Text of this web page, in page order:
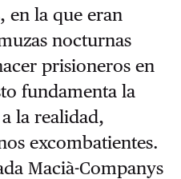
en la que eran
nocturnas
prisioneros en
fundamenta la
la realidad,
excombatientes.
Macià-Companys